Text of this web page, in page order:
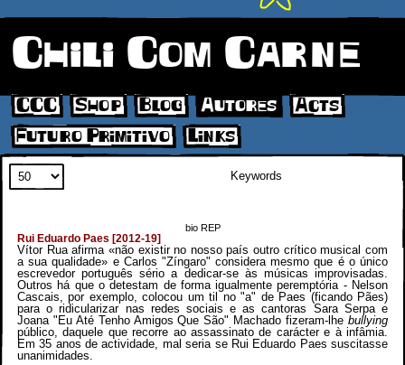
Chili Com Carne
CCC Shop Blog Autores
Acts
Futuro Primitivo
Links
bio REP
Rui Eduardo Paes [2012-19]
Vítor Rua afirma «não existir no nosso país outro crítico musical com
a sua qualidade» e Carlos "Zíngaro" considera mesmo que é o único
escrevedor português sério a dedicar-se às músicas improvisadas.
Outros há que o detestam de forma igualmente peremptória - Nelson
Cascais, por exemplo, colocou um til no "a" de Paes (ficando Pães)
para o ridicularizar nas redes sociais e as cantoras Sara Serpa e
Joana "Eu Até Tenho Amigos Que São" Machado fizeram-lhe bullying
público, daquele que recorre ao assassinato de carácter e à infâmia.
Em 35 anos de actividade, mal seria se Rui Eduardo Paes suscitasse
unanimidades.